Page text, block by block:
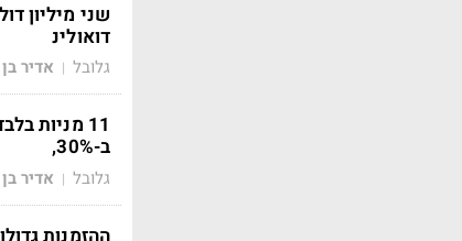
שני מיליון
דואולינ
גלובל | אדיר
ב-30%,
גלובל | אדיר
ההזמנות